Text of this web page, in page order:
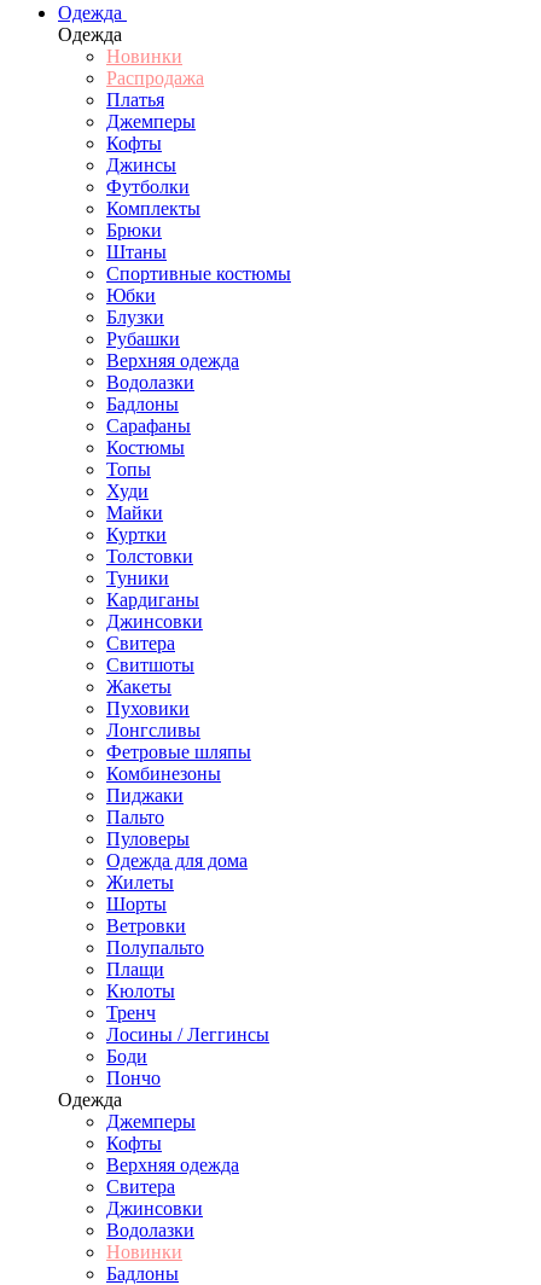
Одежда
Одежда
Новинки
Распродажа
Платья
Джемперы
Кофты
Джинсы
Футболки
Комплекты
Брюки
Штаны
Спортивные костюмы
Юбки
Блузки
Рубашки
Верхняя одежда
Водолазки
Бадлоны
Сарафаны
Костюмы
Топы
Худи
Майки
Куртки
Толстовки
Туники
Кардиганы
Джинсовки
Свитера
Свитшоты
Жакеты
Пуховики
Лонгсливы
Фетровые шляпы
Комбинезоны
Пиджаки
Пальто
Пуловеры
Одежда для дома
Жилеты
Шорты
Ветровки
Полупальто
Плащи
Кюлоты
Тренч
Лосины / Леггинсы
Боди
Пончо
Одежда
Джемперы
Кофты
Верхняя одежда
Свитера
Джинсовки
Водолазки
Новинки
Бадлоны